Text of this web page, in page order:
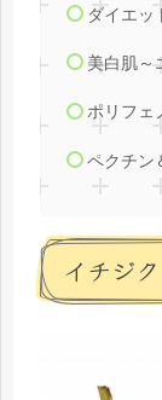
ダイエッ
美白肌～
ポリフェ
ペクチン
イチジ